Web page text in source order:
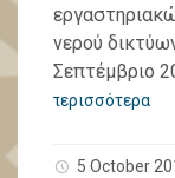
νερού
Σεπτέμβριο
περισσότερα
5 October